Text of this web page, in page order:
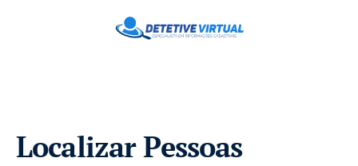
Localizar Pessoas